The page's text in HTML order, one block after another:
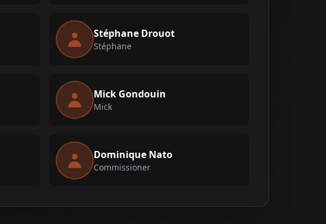
Stéphane Drouot
Stéphane
Mick Gondouin
Mick
Dominique Nato
Commissioner